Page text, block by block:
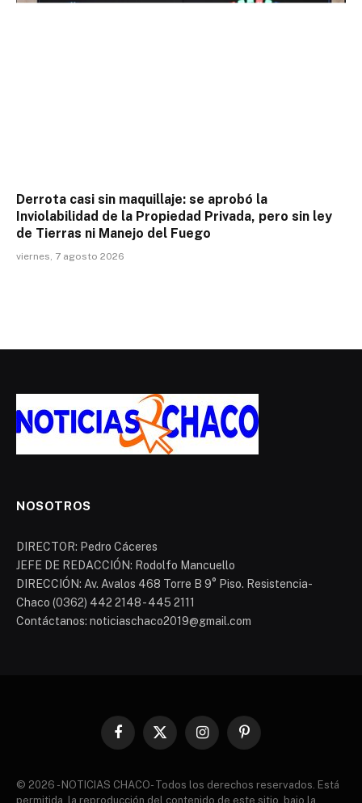
Derrota casi sin maquillaje: se aprobó la
Inviolabilidad de la Propiedad Privada, pero sin ley
de Tierras ni Manejo del Fuego
viernes, 7 agosto 2026
NOSOTROS
DIRECTOR: Pedro Cáceres
JEFE DE REDACCIÓN: Rodolfo Mancuello
DIRECCIÓN: Av. Avalos 468 Torre B 9° Piso. Resistencia-
Chaco (0362) 442 2148 - 445 2111
Contáctanos: noticiaschaco2019@gmail.com
Facebook
X
InstagramPinterest
© 2026 - NOTICIAS CHACO- Todos los derechos reservados. Está
permitida, la reproducción del contenido de este sitio, bajo la